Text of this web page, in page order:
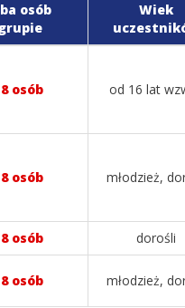
osób
Wiek
osób od 16 lat
osób młodzież,
osób dorośli
osób młodzież,